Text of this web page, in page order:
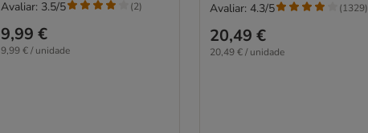
9,99 €
9,99 € / unidade
Avaliar: 3.5/5 (2)
20,49 €
20,49 € / unidade
Avaliar: 4.3/5 (1329)